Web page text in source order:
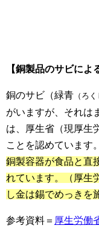
【銅製品のサビによ
銅のサビ（緑青 （ろ
がいますが、それは
は、厚生省（現厚生
ことを認めています。
銅製容器が食品と直
れています。（厚生
し金は錫でめっきを
参考資料＝ 厚生労働